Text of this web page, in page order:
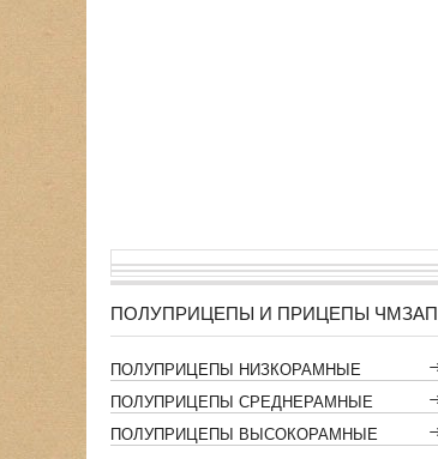
ПОЛУПРИЦЕПЫ И ПРИЦЕПЫ ЧМЗАП
ПОЛУПРИЦЕПЫ НИЗКОРАМНЫЕ
ПОЛУПРИЦЕПЫ СРЕДНЕРАМНЫЕ
ПОЛУПРИЦЕПЫ ВЫСОКОРАМНЫЕ